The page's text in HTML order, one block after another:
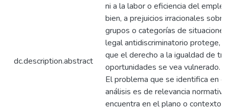
dc.description.abstract
ni a la labor o eficiencia del
bien, a prejuicios irracionales
grupos o categorías de
legal antidiscriminatorio protege,
que el derecho a la igualdad de
oportunidades se vea vulnerado.
El problema que se identifica en
análisis es de relevancia
encuentra en el plano o contexto